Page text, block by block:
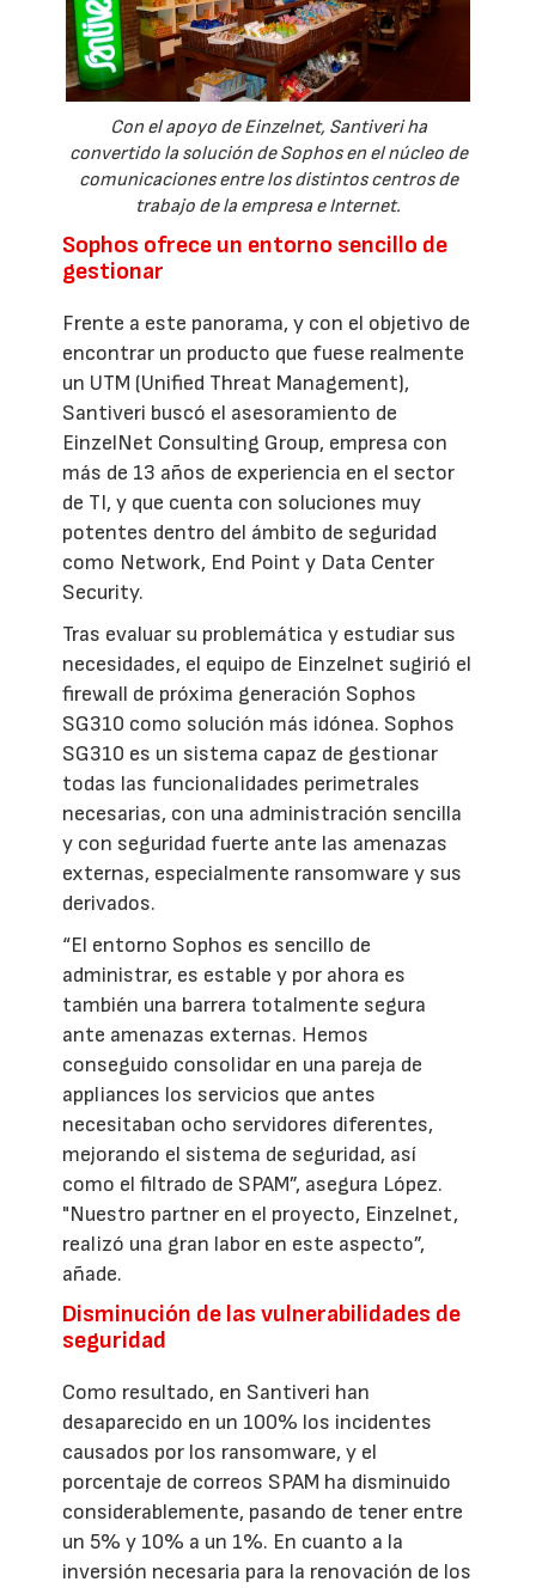
Con el apoyo de Einzelnet, Santiveri ha
convertido la solución de Sophos en el núcleo de
comunicaciones entre los distintos centros de
trabajo de la empresa e Internet.
Sophos ofrece un entorno sencillo de
gestionar
Frente a este panorama, y con el objetivo de
encontrar un producto que fuese realmente
un UTM (Unified Threat Management),
Santiveri buscó el asesoramiento de
EinzelNet Consulting Group, empresa con
más de 13 años de experiencia en el sector
de TI, y que cuenta con soluciones muy
potentes dentro del ámbito de seguridad
como Network, End Point y Data Center
Security.
Tras evaluar su problemática y estudiar sus
necesidades, el equipo de Einzelnet sugirió el
firewall de próxima generación Sophos
SG310 como solución más idónea. Sophos
SG310 es un sistema capaz de gestionar
todas las funcionalidades perimetrales
necesarias, con una administración sencilla
y con seguridad fuerte ante las amenazas
externas, especialmente ransomware y sus
derivados.
“El entorno Sophos es sencillo de
administrar, es estable y por ahora es
también una barrera totalmente segura
ante amenazas externas. Hemos
conseguido consolidar en una pareja de
appliances los servicios que antes
necesitaban ocho servidores diferentes,
mejorando el sistema de seguridad, así
como el filtrado de SPAM”, asegura López.
"Nuestro partner en el proyecto, Einzelnet,
realizó una gran labor en este aspecto”,
añade.
Disminución de las vulnerabilidades de
seguridad
Como resultado, en Santiveri han
desaparecido en un 100% los incidentes
causados por los ransomware, y el
porcentaje de correos SPAM ha disminuido
considerablemente, pasando de tener entre
un 5% y 10% a un 1%. En cuanto a la
inversión necesaria para la renovación de los